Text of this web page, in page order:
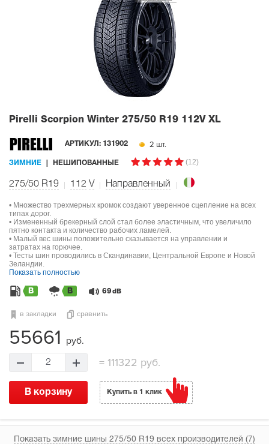
Pirelli Scorpion Winter 275/50 R19 112V XL
АРТИКУЛ: 131902 2 шт.
ЗИМНИЕ НЕШИПОВАННЫЕ (12)
275/50 R19 112 V Направленный
• Множество трехмерных кромок создают уверенное сцепление на всех
типах дорог.
• Измененный брекерный слой стал более эластичным, что увеличило
пятно контакта и количество рабочих ламелей.
• Малый вес шины положительно сказывается на управлении и
затратах на горючее.
• Тесты шин проводились в Скандинавии, Центральной Европе и Новой
Зеландии.
Показать полностью
B B 69 dB
в закладки сравнить
55661 руб.
2 =111322 руб.
В корзину Купить в 1 клик
Показать зимние шины 275/50 R19 всех производителей (7)